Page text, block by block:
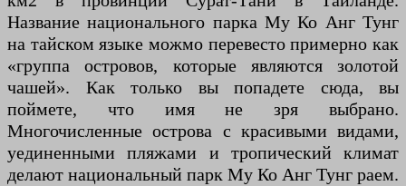
Название национального парка Му Ко Анг Тунг
на тайском языке можмо перевесто примерно как
«группа островов, которые являются золотой
чашей». Как только вы попадете сюда, вы
поймете, что имя не зря выбрано.
Многочисленные острова с красивыми видами,
уединенными пляжами и тропический климат
делают национальный парк Му Ко Анг Тунг раем.